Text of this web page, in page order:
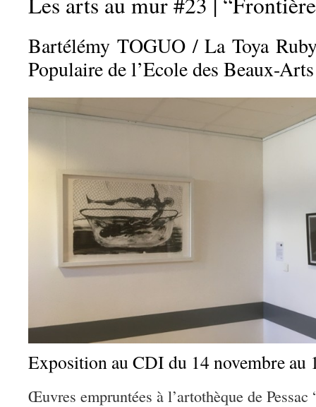
Bartélémy TOGUO / La Toya
Populaire de l’Ecole des Beaux-
Exposition au CDI du 14 novembre au
Œuvres empruntées à l’artothèque de Pessac